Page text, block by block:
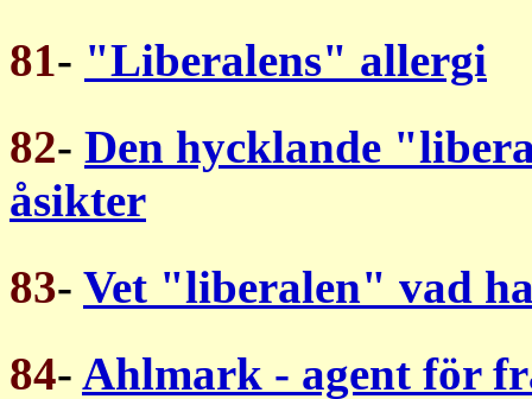
81- "Liberalens" allergi
82- Den hycklande
åsikter
83- Vet "liberalen" vad
84- Ahlmark - agent för